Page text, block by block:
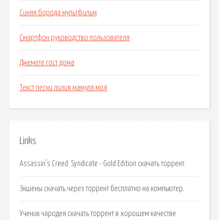
Синяя борода мультфильм
Смартфон руководство пользователя
Джемете гост дома
Текст песни лилия мамуля моя
Links
Assassin's Creed: Syndicate - Gold Edition скачать торрент.
Экшены скачать через торрент бесплатно на компьютер.
Ученик чародея скачать торрент в хорошем качестве.